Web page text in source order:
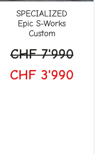
SPECIALIZED
Epic S-Works
Custom
CHF7'990
CHF 7'990
CHF 3'990